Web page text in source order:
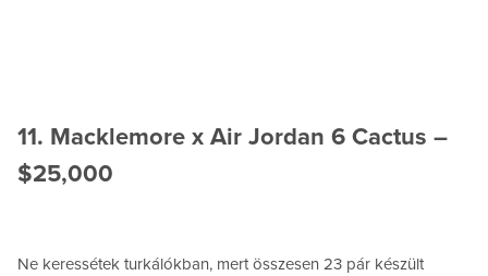
11. Macklemore x Air Jordan 6 Cactus –
$25,000
Ne keressétek turkálókban, mert összesen 23 pár készült